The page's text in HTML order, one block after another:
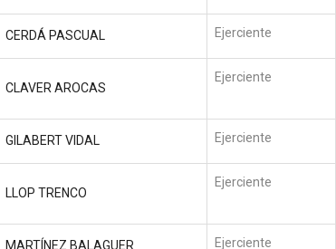
CERDÁ PASCUAL Ejerciente
CLAVER AROCAS
Ejerciente
GILABERT VIDAL Ejerciente
LLOP TRENCO
Ejerciente
MARTÍNEZ BALAGUER Ejerciente